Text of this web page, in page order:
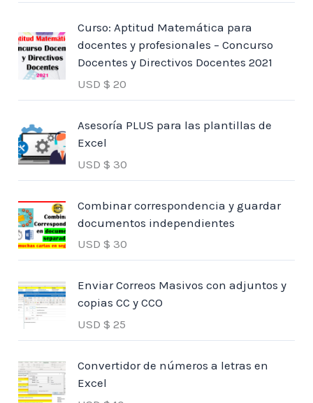
Curso: Aptitud Matemática para
docentes y profesionales – Concurso
Docentes y Directivos Docentes 2021
USD $ 20
Asesoría PLUS para las plantillas de
Excel
USD $ 30
Combinar correspondencia y guardar
documentos independientes
USD $ 30
Enviar Correos Masivos con adjuntos y
copias CC y CCO
USD $ 25
Convertidor de números a letras en
Excel